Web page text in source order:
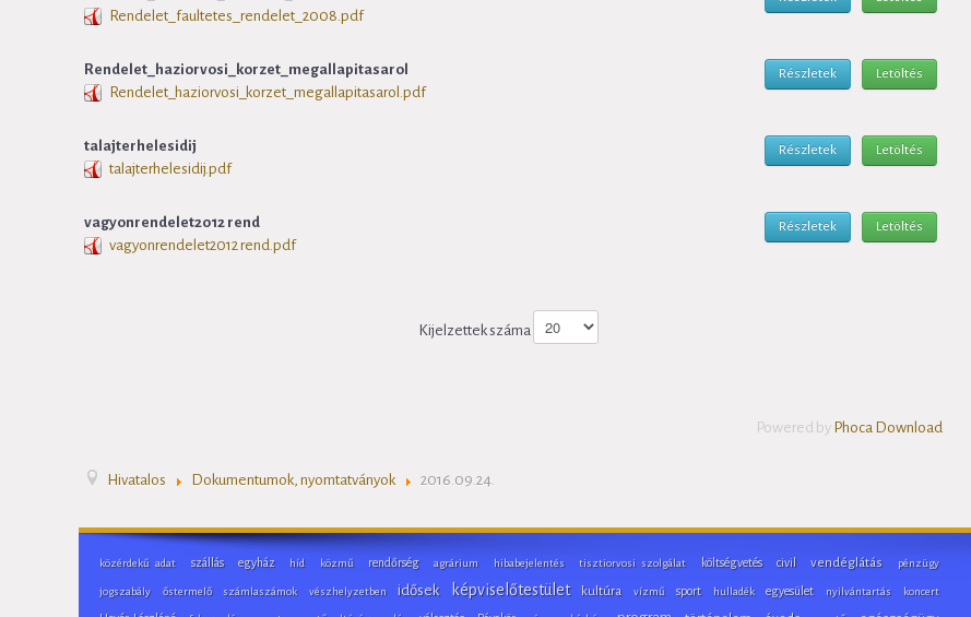
Rendelet_faultetes_rendelet_2008.pdf
Rendelet_haziorvosi_korzet_megallapitasarol
Rendelet_haziorvosi_korzet_megallapitasarol.pdf
Letöltés
Részletek
talajterhelesidij
talajterhelesidij.pdf
Letöltés
Részletek
vagyonrendelet2012 rend
vagyonrendelet2012 rend.pdf
Letöltés
Részletek
Kijelzettek száma
Powered by Phoca Download
Hivatalos Dokumentumok, nyomtatványok 2016.09.24.
közérdekű adat szállás egyház híd közmű rendőrség agrárium hibabejelentés tisztiorvosi szolgálat költségvetés civil vendéglátás pénzügy
jogszabály őstermelő számlaszámok vészhelyzetben idősek képviselőtestület kultúra vízmű sport hulladék egyesület nyilvántartás koncert